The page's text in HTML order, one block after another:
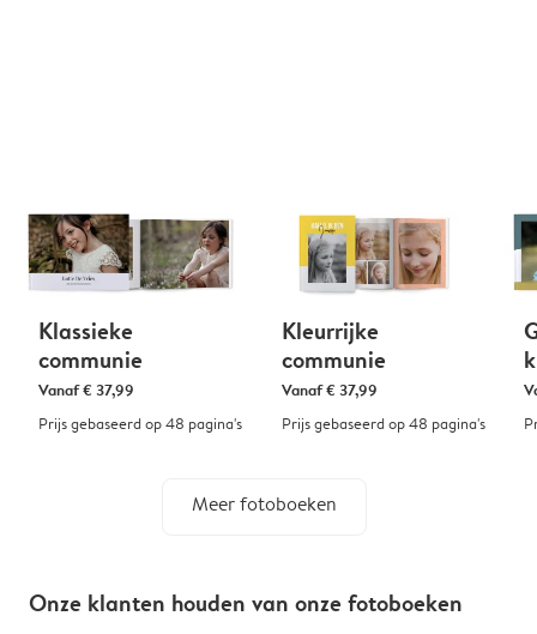
Klassieke
communie
Vanaf€ 37,99
Prijs gebaseerd op 48 pagina's
Kleurrijke
communie
Vanaf€ 37,99
Prijs gebaseerd op 48 pagina's
Meer fotoboeken
Onze klanten houden van onze fotoboeken